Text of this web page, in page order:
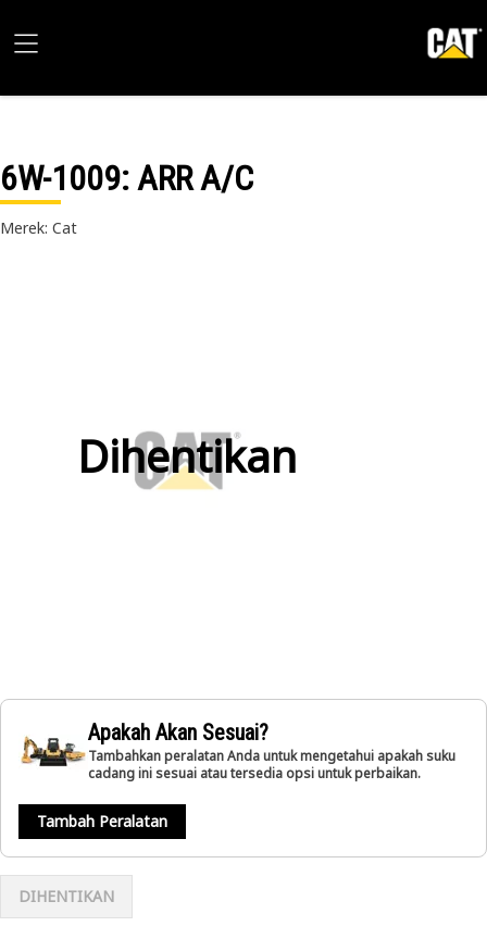
6W-1009: ARR A/C
Merek: Cat
Dihentikan
Apakah Akan Sesuai?
Tambahkan peralatan Anda untuk mengetahui apakah suku
cadang ini sesuai atau tersedia opsi untuk perbaikan.
Tambah Peralatan
DIHENTIKAN